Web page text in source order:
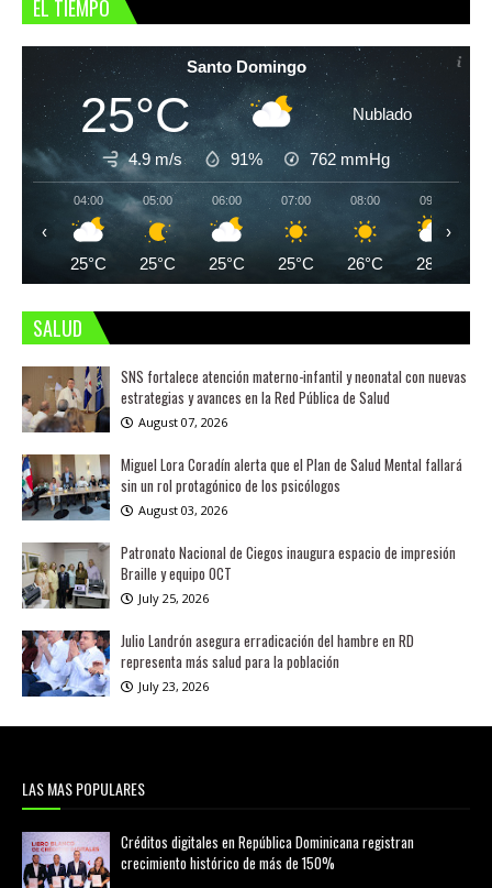
EL TIEMPO
Santo Domingo
25°C Nublado
4.9 m/s 91% 762 mmHg
04:00
25°C
05:00
25°C
06:00
25°C
07:00
25°C
08:00
26°C
09:00
28°C
‹ ›
SALUD
SNS fortalece atención materno-infantil y neonatal con nuevas
estrategias y avances en la Red Pública de Salud
August 07, 2026
Miguel Lora Coradín alerta que el Plan de Salud Mental fallará
sin un rol protagónico de los psicólogos
August 03, 2026
Patronato Nacional de Ciegos inaugura espacio de impresión
Braille y equipo OCT
July 25, 2026
Julio Landrón asegura erradicación del hambre en RD
representa más salud para la población
July 23, 2026
LAS MAS POPULARES
Créditos digitales en República Dominicana registran
crecimiento histórico de más de 150%